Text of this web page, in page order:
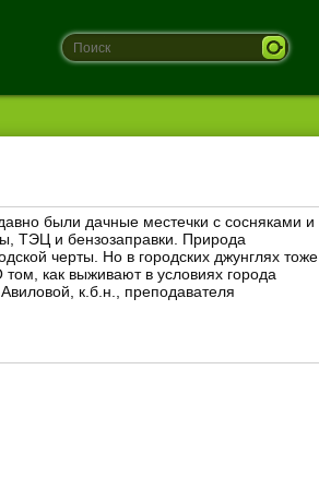
были дачные местечки с сосняками и
ТЭЦ и бензозаправки. Природа
черты. Но в городских джунглях тоже
том, как выживают в условиях города
к.б.н., преподавателя